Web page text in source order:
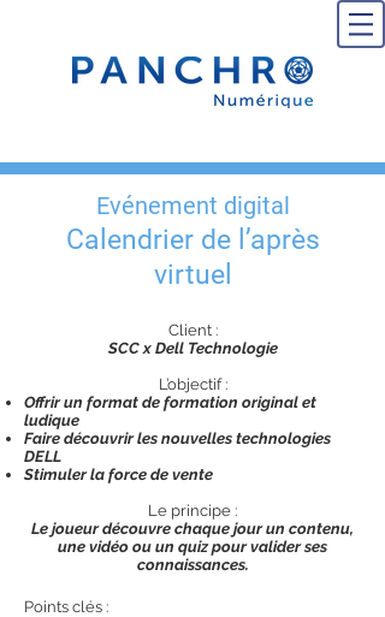
Evénement digital
Calendrier de l’après
virtuel
Client :
SCC x Dell Technologie
L’objectif :
Offrir un format de formation original et
ludique
Faire découvrir les nouvelles technologies
DELL
Stimuler la force de vente
Le principe :
Le joueur découvre chaque jour un contenu,
une vidéo ou un quiz pour valider ses
connaissances.
Points clés :